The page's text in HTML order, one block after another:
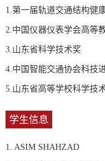
1.第一届轨道交通结构健
2.中国仪器仪表学会高等
3.山东省科学技术奖
4.中国智能交通协会科技
5.山东省高等学校科学技
学生信息
1. ASIM SHAHZAD